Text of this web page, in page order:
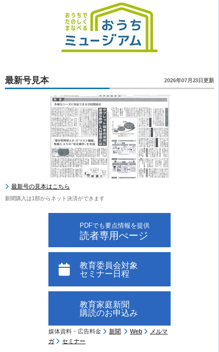
最新号見本 2026年07月23日更新
最新号の見本はこちら
新聞購入は1部からネット決済ができます
PDFでも要点情報を提供
読者専用ぺージ
教育委員会対象
セミナー日程
教育家庭新聞
購読のお申込み
媒体資料・広告料金 新聞 Web
メルマ
ガ
セミナー